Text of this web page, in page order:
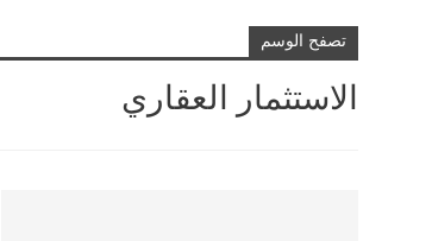
تصفح الوسم
الاستثمار العقاري